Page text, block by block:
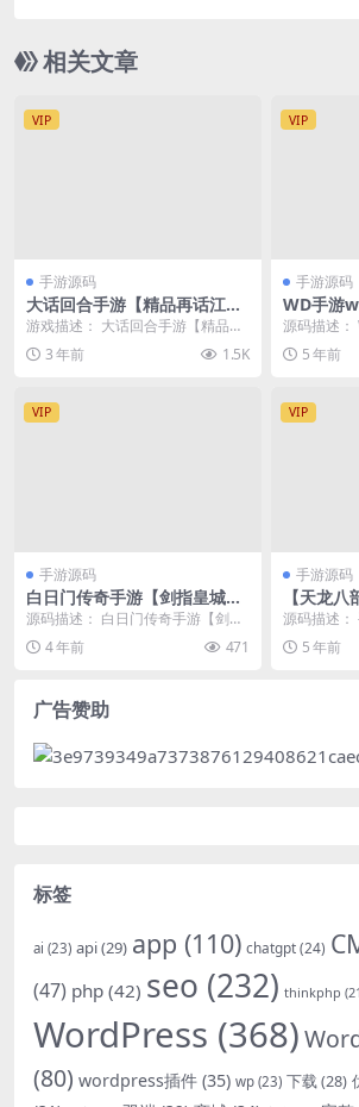
相关文章
VIP
手游源码
大话回合手游【精品再话江
湖】2023最新整理Win一键即
玩服务端+GM后台+安卓苹果
双端
游戏描述： 大话回合手游【精品再
话江湖】2023最新整理Win一键即
玩服务端+G...
3 年前 1.5K
VIP
手游源码
WD手游
端+洛书-
钓鱼-庄园
源码描述：
卓客户端+
钓鱼-庄...
5 年前
VIP
手游源码
白日门传奇手游【剑指皇城】
2022整理Win一键服务端+GM
后台
源码描述： 白日门传奇手游【剑指
皇城】2022整理Win一键服务端+G
M后台 演...
4 年前 471
VIP
手游源码
【天龙
服务端+
程
源码描述：
版》
运营gm后台
5 年前
广告赞助
标签
ai (23) api(29) app (110) chatgpt(24)
(47) php (42) seo (232) thinkphp
WordPress (368)
(80) wordpress插件 (35) wp (23) 下载(28)